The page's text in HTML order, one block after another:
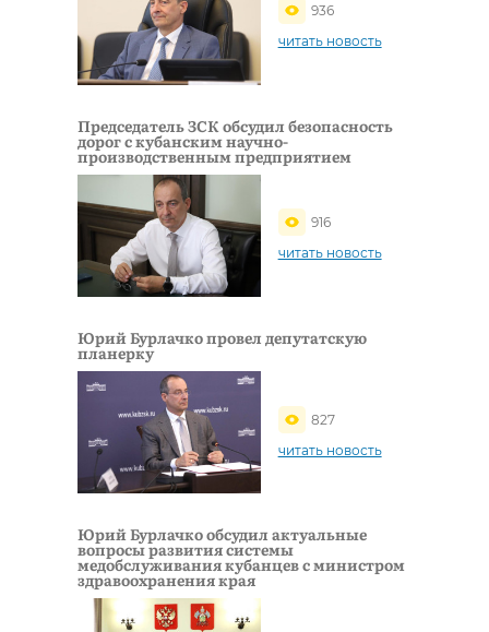
936
читать новость
Председатель ЗСК обсудил безопасность
дорог с кубанским научно-
производственным предприятием
916
читать новость
Юрий Бурлачко провел депутатскую
планерку
827
читать новость
Юрий Бурлачко обсудил актуальные
вопросы развития системы
медобслуживания кубанцев с министром
здравоохранения края